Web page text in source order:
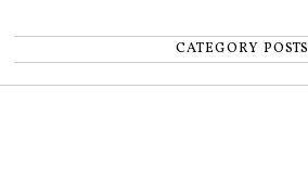
CATEGORY POSTS